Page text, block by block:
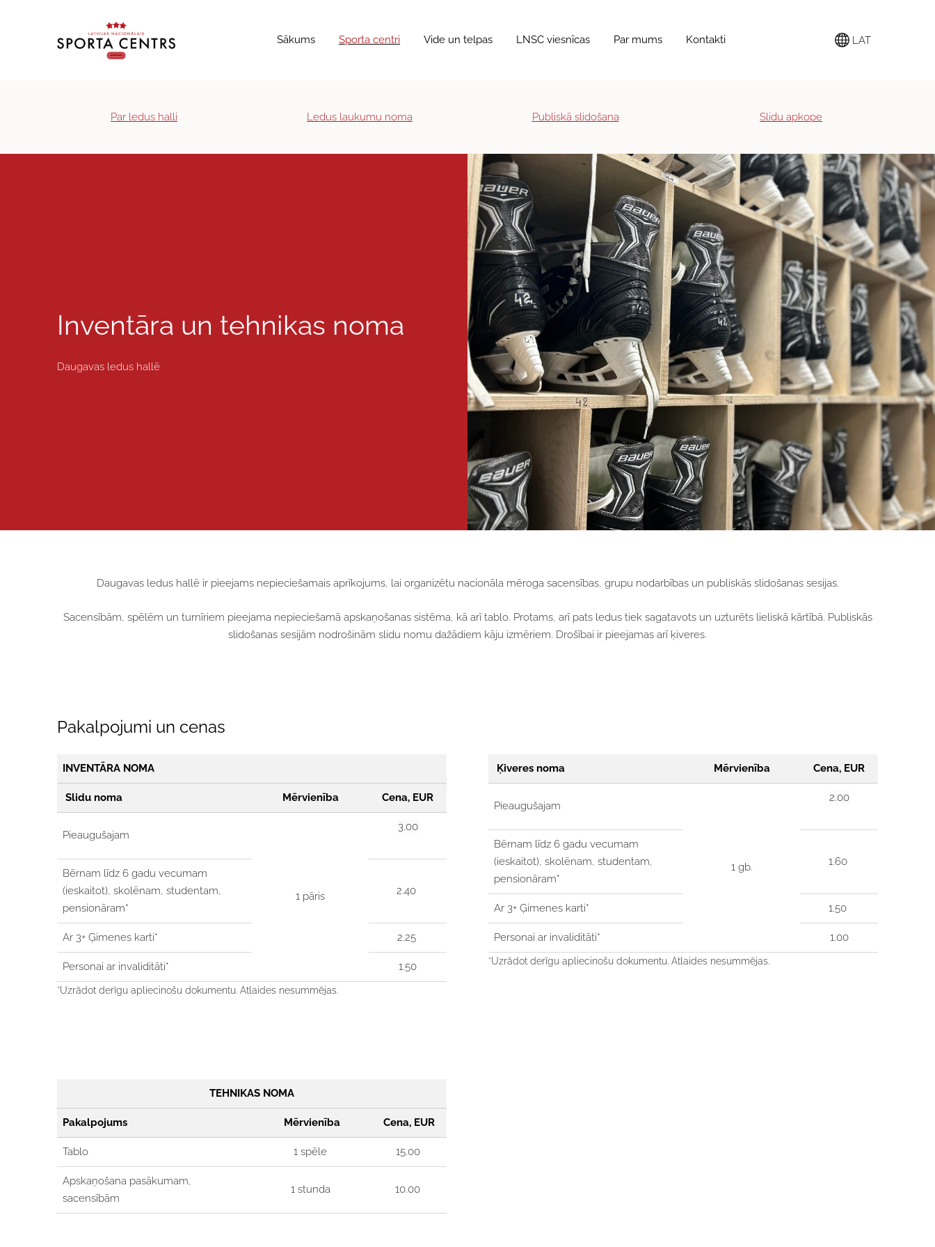
Sākums Sporta centri Vide un telpas LNSC viesnīcas Par mums Kontakti LAT
Par ledus halli Ledus laukumu noma Publiskā slidošana Slidu apkope
Inventāra un tehnikas noma
Daugavas ledus hallē
Daugavas ledus hallē ir pieejams nepieciešamais aprīkojums, lai organizētu nacionāla mēroga sacensības, grupu nodarbības un publiskās slidošanas sesijas.
Sacensībām, spēlēm un turnīriem pieejama nepieciešamā apskaņošanas sistēma, kā arī tablo. Protams, arī pats ledus tiek sagatavots un uzturēts lieliskā kārtībā. Publiskās
slidošanas sesijām nodrošinām slidu nomu dažādiem kāju izmēriem. Drošībai ir pieejamas arī ķiveres.
Pakalpojumi un cenas
INVENTĀRA NOMA
Slidu noma Mērvienība Cena, EUR
Pieaugušajam
1 pāris
3.00
Bērnam līdz 6 gadu vecumam
(ieskaitot),skolēnam, studentam,
pensionāram*
2.40
Ar 3+ Ģimenes karti* 2.25
Personai ar invaliditāti* 1.50
*Uzrādot derīgu apliecinošu dokumentu. Atlaides nesummējas.
Ķiveres noma Mērvienība Cena, EUR
Pieaugušajam
1 gb.
2.00
Bērnam līdz 6 gadu vecumam
(ieskaitot),skolēnam, studentam,
pensionāram*
1.60
Ar 3+ Ģimenes karti* 1.50
Personai ar invaliditāti* 1.00
*Uzrādot derīgu apliecinošu dokumentu. Atlaides nesummējas.
TEHNIKAS NOMA
Pakalpojums Mērvienība Cena, EUR
Tablo 1 spēle 15.00
Apskaņošana pasākumam,
sacensībām
1 stunda 10.00